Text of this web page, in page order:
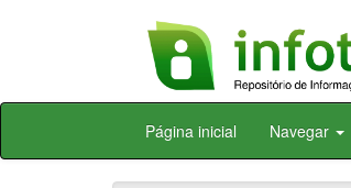
Skip
Página inicial Navegar